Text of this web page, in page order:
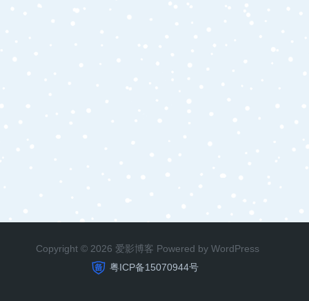
Copyright © 2026 爱影博客 Powered by WordPress
粤ICP备15070944号